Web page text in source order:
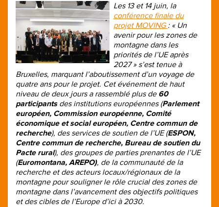
Les 13 et 14 juin, la
conférence finale du
projet MOVING: « Un
avenir pour les zones de
montagne dans les
priorités de l’UE après
2027 » s’est tenue à
Bruxelles, marquant l’aboutissement d’un voyage de
quatre ans pour le projet. Cet événement de haut
niveau de deux jours a rassemblé plus de 60
participants des institutions européennes (Parlement
européen, Commission européenne, Comité
économique et social européen, Centre commun de
recherche), des services de soutien de l’UE (ESPON,
Centre commun de recherche, Bureau de soutien du
Pacte rural), des groupes de parties prenantes de l’UE
(Euromontana, AREPO), de la communauté de la
recherche et des acteurs locaux/régionaux de la
montagne pour souligner le rôle crucial des zones de
montagne dans l’avancement des objectifs politiques
et des cibles de l’Europe d’ici à 2030.